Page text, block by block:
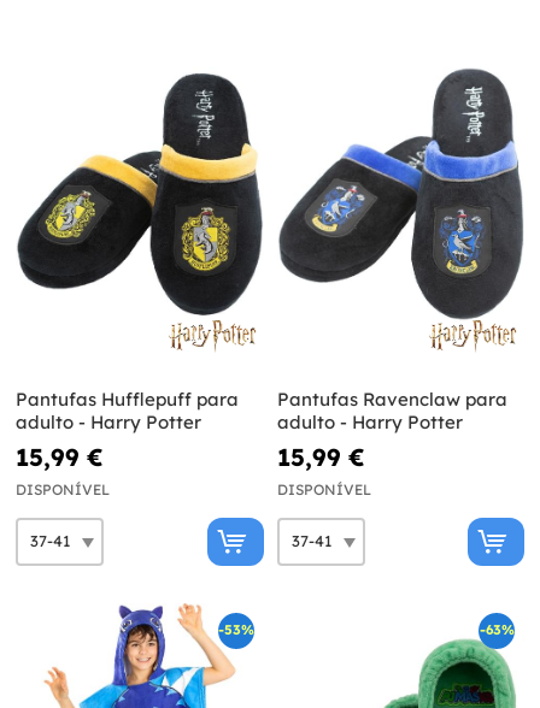
Pantufas Hufflepuff para
adulto - Harry Potter
15,99 €
DISPONÍVEL
Pantufas Ravenclaw para
adulto - Harry Potter
15,99 €
DISPONÍVEL
-53% -63%